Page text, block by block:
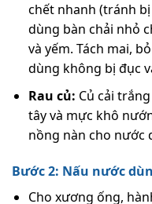
chết nhanh (tránh
dùng bàn chải nhỏ
và yếm. Tách mai,
dùng không bị đục
Rau củ: Củ cải
tây và mực khô
nồng nàn cho nước
Bước 2: Nấu nước
Cho xương ống,